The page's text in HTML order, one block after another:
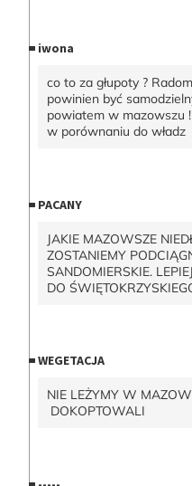
iwona
co to za głupoty ?
powinien być
powiatem w mazowszu
w porównaniu do
PACANY
JAKIE MAZOWSZE
ZOSTANIEMY
SANDOMIERSKIE.
DO
WEGETACJA
NIE LEŻYMY W
DOKOPTOWALI